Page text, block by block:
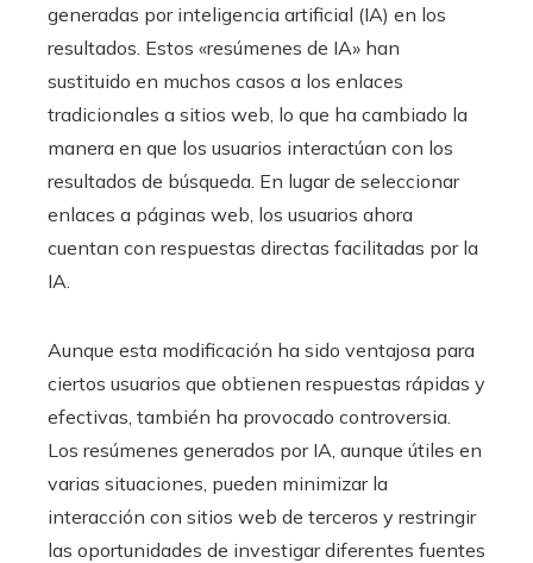
generadas por inteligencia artificial (IA) en los
resultados. Estos «resúmenes de IA» han
sustituido en muchos casos a los enlaces
tradicionales a sitios web, lo que ha cambiado la
manera en que los usuarios interactúan con los
resultados de búsqueda. En lugar de seleccionar
enlaces a páginas web, los usuarios ahora
cuentan con respuestas directas facilitadas por la
IA.
Aunque esta modificación ha sido ventajosa para
ciertos usuarios que obtienen respuestas rápidas y
efectivas, también ha provocado controversia.
Los resúmenes generados por IA, aunque útiles en
varias situaciones, pueden minimizar la
interacción con sitios web de terceros y restringir
las oportunidades de investigar diferentes fuentes